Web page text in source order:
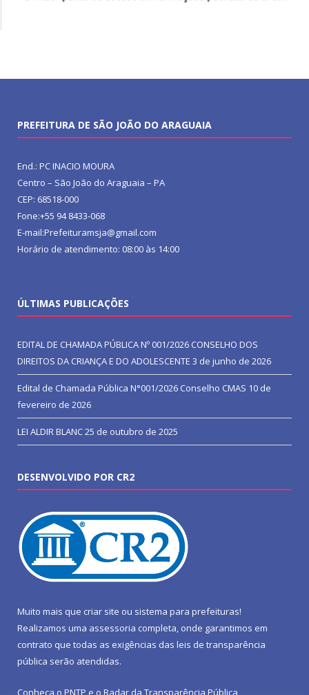
PREFEITURA DE SÃO JOÃO DO ARAGUAIA
End.: PC INACIO MOURA
Centro – São João do Araguaia – PA
CEP: 68518-000
Fone:+55 94 8433-068
E-mail:Prefeituramsja@gmail.com
Horário de atendimento: 08:00 às 14:00
ÚLTIMAS PUBLICAÇÕES
EDITAL DE CHAMADA PÚBLICA Nº 001/2026 CONSELHO DOS
DIREITOS DA CRIANÇA E DO ADOLESCENTE 3 de junho de 2026
Edital de Chamada Pública N°001/2026 Conselho CMAS 10 de
fevereiro de 2026
LEI ALDIR BLANC25 de outubro de 2025
DESENVOLVIDO POR CR2
Muito mais que criar site ou sistema para prefeituras!
Realizamos uma assessoria completa, onde garantimos em
contrato que todas as exigências das leis de transparência
pública serão atendidas.
Conheça o PNTP e o Radar da Transparência Pública